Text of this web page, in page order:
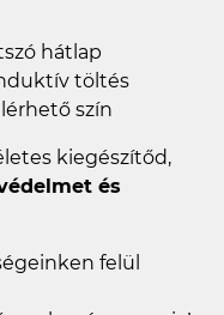
hátlap
töltés
szín
kiegészítőd,
és
felül